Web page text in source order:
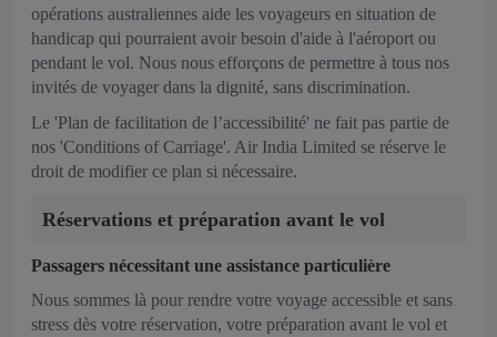
opérations australiennes aide les voyageurs en situation de
handicap qui pourraient avoir besoin d'aide à l'aéroport ou
pendant le vol. Nous nous efforçons de permettre à tous nos
invités de voyager dans la dignité, sans discrimination.
Le 'Plan de facilitation de l’accessibilité' ne fait pas partie de
nos 'Conditions of Carriage'. Air India Limited se réserve le
droit de modifier ce plan si nécessaire.
Réservations et préparation avant le vol
Passagers nécessitant une assistance particulière
Nous sommes là pour rendre votre voyage accessible et sans
stress dès votre réservation, votre préparation avant le vol et